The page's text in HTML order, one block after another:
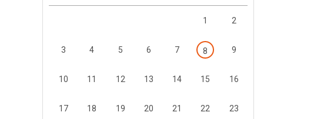
1 2
3 4 5 6 7 8 9
10 11 12 13 14 15 16
17 18 19 20 21 22 23